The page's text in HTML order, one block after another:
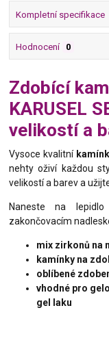
Kompletní specifikace
Hodnocení 0
Zdobící
KARUSEL
velikostí a
Vysoce kvalitní
nehty oživí každou
velikostí a barev a
Naneste na
zakončovacím
mix zirkonů na
kamínky na
oblíbené
vhodné pro
gel laku